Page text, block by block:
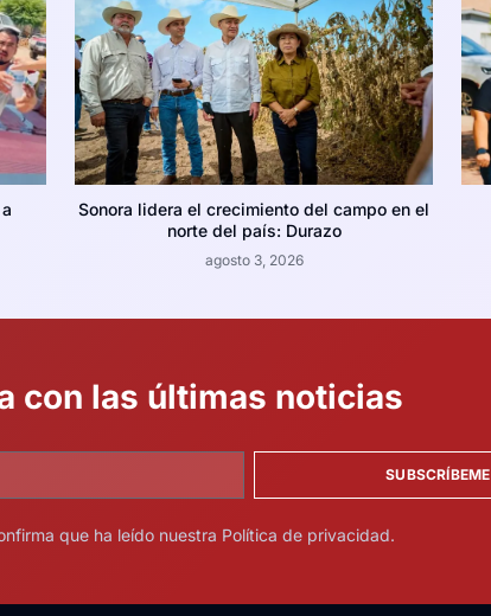
Sonora lidera el crecimiento del campo en el
norte del país: Durazo
agosto 3, 2026
con las últimas noticias
SUBSCRÍBEME
que ha leído nuestra Política de privacidad.